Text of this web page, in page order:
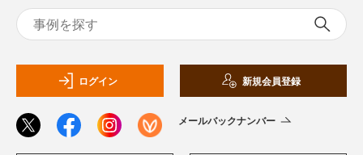
ログイン 新規会員登録
メールバックナンバー